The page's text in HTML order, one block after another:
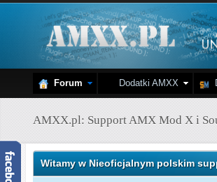
Forum Dodatki AMXX
AMXX.pl: Support AMX Mod X i
Witamy w Nieoficjalnym polskim